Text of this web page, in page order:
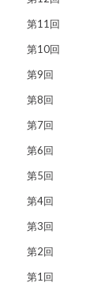
第11回
第10回
第9回
第8回
第7回
第6回
第5回
第4回
第3回
第2回
第1回